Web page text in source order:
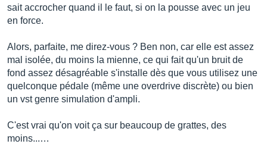
sait accrocher quand il le faut, si on la pousse avec un jeu
en force.
Alors, parfaite, me direz-vous ? Ben non, car elle est assez
mal isolée, du moins la mienne, ce qui fait qu'un bruit de
fond assez désagréable s'installe dès que vous utilisez une
quelconque pédale (même une overdrive discrète) ou bien
un vst genre simulation d'ampli.
C'est vrai qu'on voit ça sur beaucoup de grattes, des
moins...…